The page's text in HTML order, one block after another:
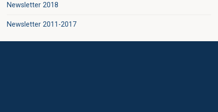
Newsletter 2018
Newsletter 2011-2017